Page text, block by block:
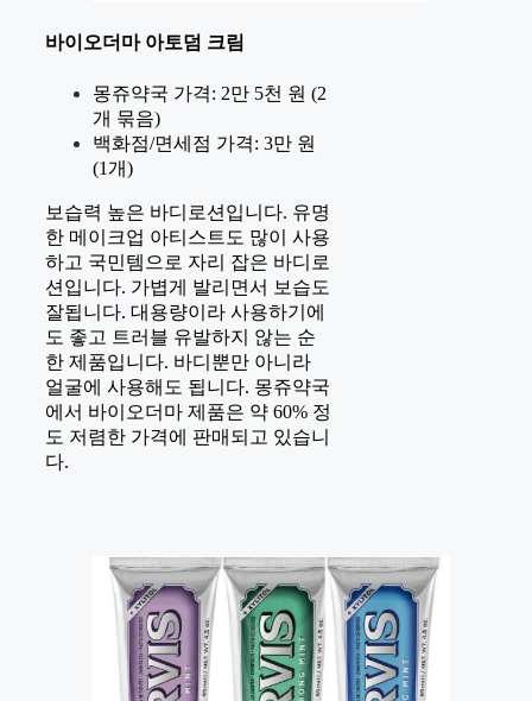
바이오더마 아토덤 크림
몽쥬약국 가격: 2만 5천 원 (2
개 묶음)
백화점/면세점 가격: 3만 원
(1개)
보습력 높은 바디로션입니다. 유명
한 메이크업 아티스트도 많이 사용
하고 국민템으로 자리 잡은 바디로
션입니다. 가볍게 발리면서 보습도
잘됩니다. 대용량이라 사용하기에
도 좋고 트러블 유발하지 않는 순
한 제품입니다. 바디뿐만 아니라
얼굴에 사용해도 됩니다. 몽쥬약국
에서 바이오더마 제품은 약 60% 정
도 저렴한 가격에 판매되고 있습니
다.